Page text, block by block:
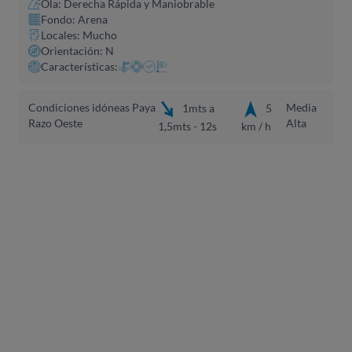
Ola: Derecha Rápida y Maniobrable
Fondo: Arena
Locales: Mucho
Orientación: N
Características:
Condiciones idóneas Paya
Razo Oeste
1mts a
1,5mts - 12s
5
km / h
Media
Alta